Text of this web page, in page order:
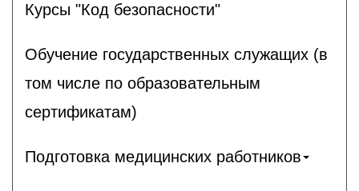
Курсы "Код безопасности"
Обучение государственных служащих (в
том числе по образовательным
сертификатам)
Подготовка медицинских работников